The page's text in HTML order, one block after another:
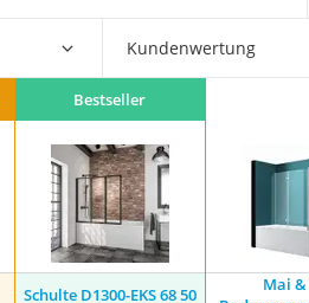
Kundenwertung
Bestseller
Schulte ‎D1300-EKS 68 50
Mai